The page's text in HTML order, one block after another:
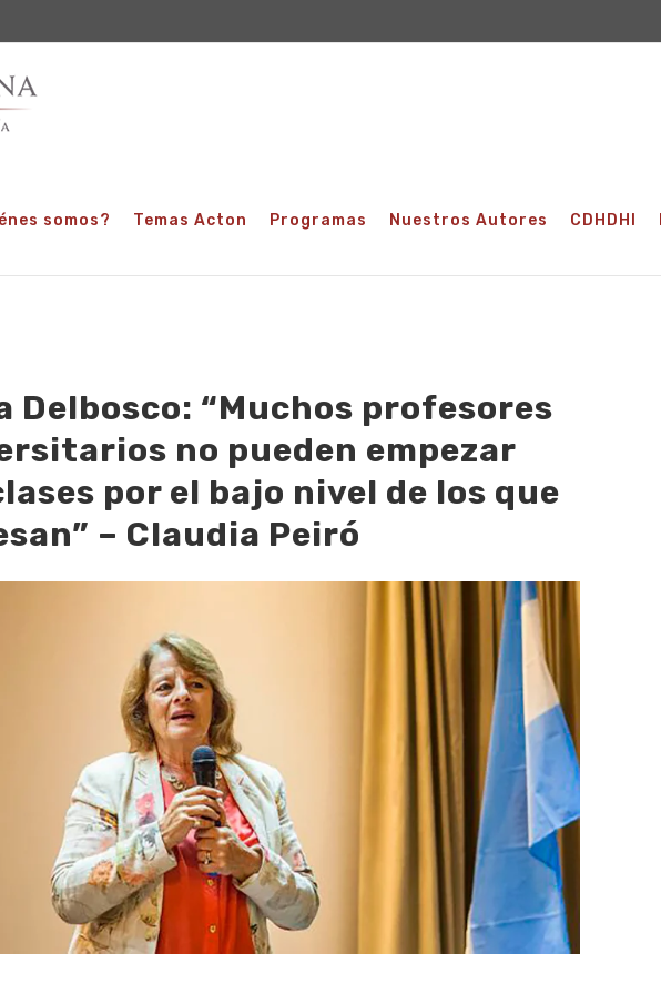
somos? Temas Acton Programas Nuestros Autores CDHDHI
Delbosco: “Muchos profesores
no pueden empezar
por el bajo nivel de los que
– Claudia Peiró